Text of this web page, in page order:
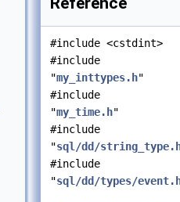
#include <cstdint>
#include
"my_inttypes.h"
#include
"my_time.h"
#include
"sql/dd/
#include
"sql/dd/types/